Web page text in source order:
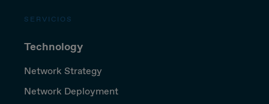
SERVICIOS
Technology
Network Strategy
Network Deployment